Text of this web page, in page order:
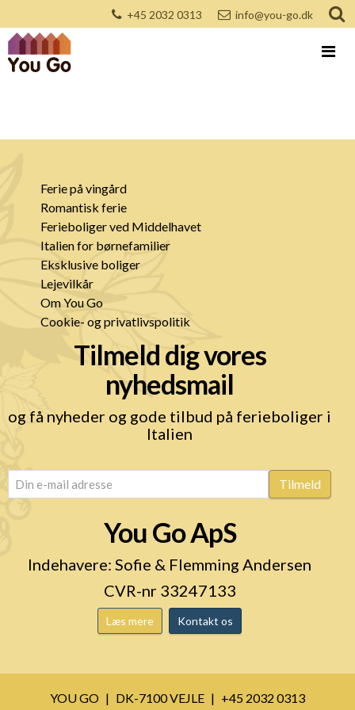
+45 2032 0313 info@you-go.dk
Ferie på vingård
Romantisk ferie
Ferieboliger ved Middelhavet
Italien for børnefamilier
Eksklusive boliger
Lejevilkår
Om You Go
Cookie- og privatlivspolitik
Tilmeld dig vores
nyhedsmail
og få nyheder og gode tilbud på ferieboliger i
Italien
email (Påkrævet) Tilmeld
You Go ApS
Indehavere: Sofie & Flemming Andersen
CVR-nr 33247133
Læs mere Kontakt os
YOU GO DK-7100 VEJLE
+45 2032 0313